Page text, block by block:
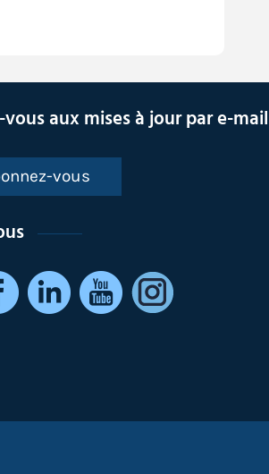
aux mises à jour par e-mail
vous